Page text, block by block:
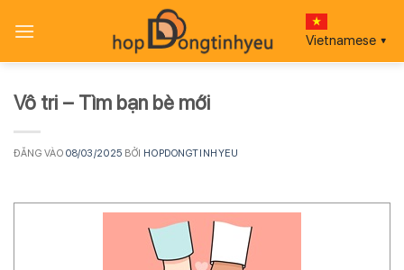
qua
Vietnamese ▼
Vô tri – Tìm bạn bè mới
ĐĂNG VÀO08/03/2025 BỞI HOPDONGTINHYEU